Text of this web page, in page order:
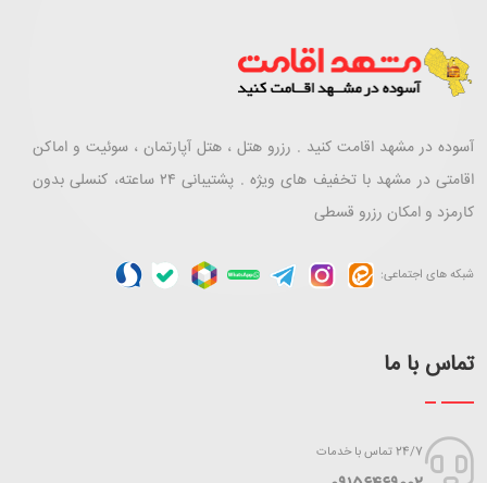
آسوده در مشهد اقامت کنید . رزرو هتل ، هتل آپارتمان ، سوئیت و اماکن
اقامتی در مشهد با تخفیف های ویژه . پشتیبانی ۲۴ ساعته، کنسلی بدون
کارمزد و امکان رزرو قسطی
شبکه های اجتماعی:
تماس با ما
24/7 تماس با خدمات